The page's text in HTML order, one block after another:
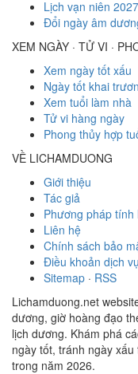
Lịch vạn niên 2027
Đổi ngày âm
XEM NGÀY · TỬ VI ·
Xem ngày tốt xấu
Ngày tốt khai
Xem tuổi làm nhà
Tử vi hàng ngày
Phong thủy hợp
VỀ LICHAMDUONG
Giới thiệu
Tác giả
Phương pháp tính
Liên hệ
Chính sách bảo
Điều khoản dịch vụ
Sitemap · RSS
Lichamduong.net
dương, giờ hoàng đạo
lịch dương. Khám phá
ngày tốt, tránh ngày
trong năm 2026.